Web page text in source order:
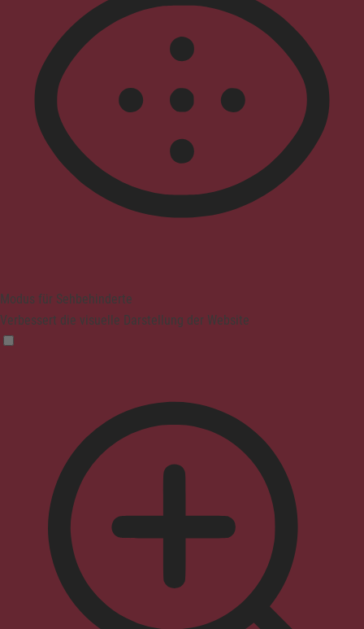
Modus für Sehbehinderte
Verbessert die visuelle Darstellung der Website